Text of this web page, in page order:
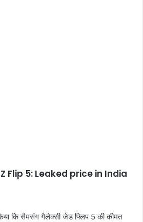
Flip 5: Leaked price in India
कि सैमसंग गैलेक्सी जेड फ्लिप 5 की कीमत